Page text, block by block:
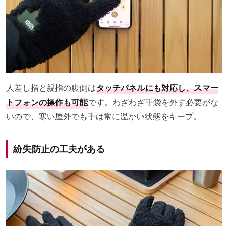
人差し指と親指の腹側はタッチパネルにも対応し、スマー
トフォンの操作も可能です。わざわざ手袋を外す必要がな
いので、寒い屋外でも手は常に温かい状態をキープ。
紛失防止の工夫がある